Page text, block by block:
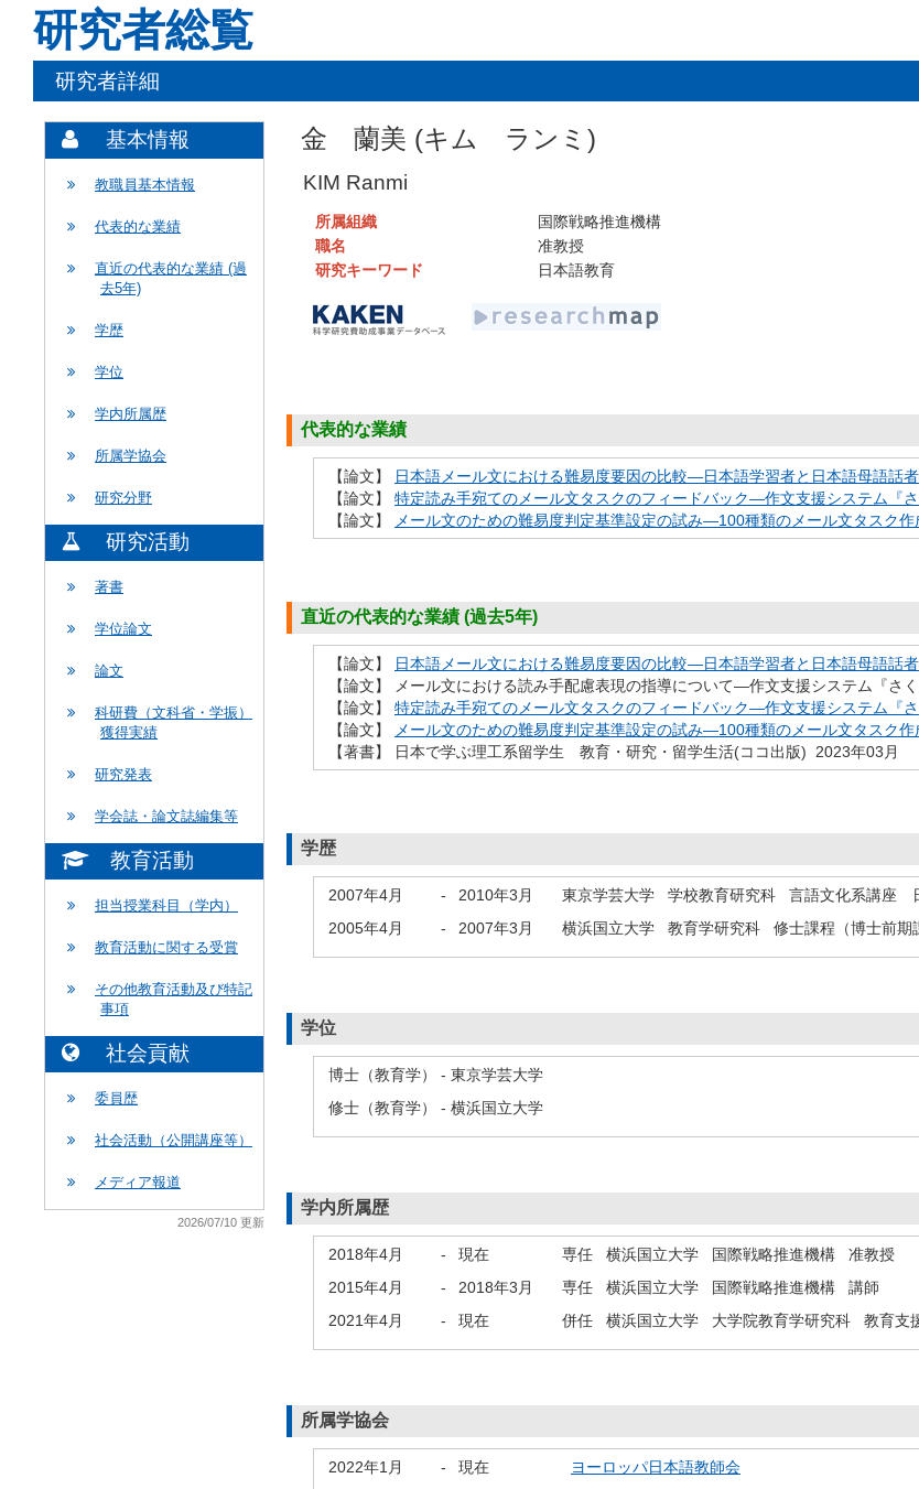
研究者総覧
研究者詳細
基本情報
教職員基本情報
代表的な業績
直近の代表的な業績 (過
去5年)
学歴
学位
学内所属歴
所属学協会
研究分野
研究活動
著書
学位論文
論文
科研費（文科省・学振）
獲得実績
研究発表
学会誌・論文誌編集等
教育活動
担当授業科目（学内）
教育活動に関する受賞
その他教育活動及び特記
事項
社会貢献
委員歴
社会活動（公開講座等）
メディア報道
2026/07/10 更新
金 蘭美 (キム ランミ)
KIM Ranmi
所属組織
国際戦略推進機構
職名
准教授
研究キーワード
日本語教育
代表的な業績
【論文】 日本語メール文における難易度要因の比較―日本語学習者と日本語母語話
【論文】 特定読み手宛てのメール文タスクのフィードバック―作文支援システム『
【論文】
メール文のための難易度判定基準設定の試み―100種類のメール文タスク
直近の代表的な業績 (過去5年)
【論文】 日本語メール文における難易度要因の比較―日本語学習者と日本語母語話
【論文】 メール文における読み手配慮表現の指導について―作文支援システム『
【論文】 特定読み手宛てのメール文タスクのフィードバック―作文支援システム『
【論文】
メール文のための難易度判定基準設定の試み―100種類のメール文タスク
【著書】 日本で学ぶ理工系留学生 教育・研究・留学生活(ココ出版) 2023年03月
学歴
2007年4月 - 2010年3月
東京学芸大学 学校教育研究科 言語文化系講座
2005年4月
- 2007年3月 横浜国立大学 教育学研究科 修士課程（博士前期
学位
博士（教育学） - 東京学芸大学
修士（教育学） - 横浜国立大学
学内所属歴
2018年4月 - 現在
専任 横浜国立大学 国際戦略推進機構 准教授
2015年4月
- 2018年3月
専任 横浜国立大学 国際戦略推進機構 講師
2021年4月
- 現在 併任 横浜国立大学 大学院教育学研究科 教育支
所属学協会
2022年1月 - 現在
ヨーロッパ日本語教師会